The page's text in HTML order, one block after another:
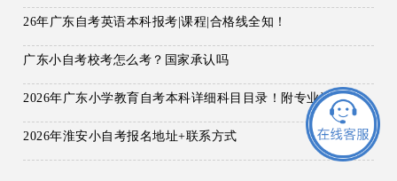
26年广东自考英语本科报考|课程|合格线全知！
广东小自考校考怎么考？国家承认吗
2026年广东小学教育自考本科详细科目目录！附专业选择与报考指南！
2026年淮安小自考报名地址+联系方式